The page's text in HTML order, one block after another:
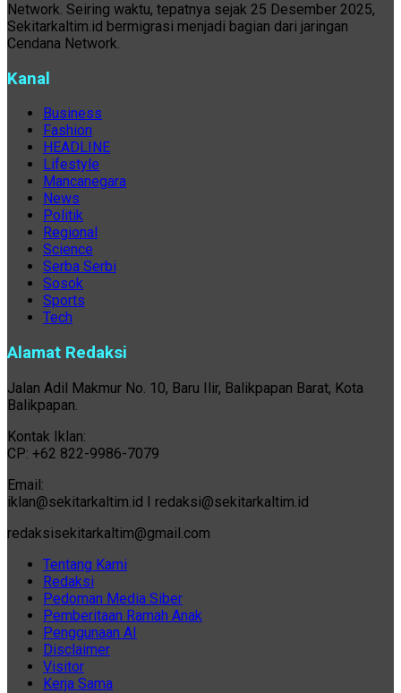
Network. Seiring waktu, tepatnya sejak 25 Desember 2025,
Sekitarkaltim.id bermigrasi menjadi bagian dari jaringan
Cendana Network.
Kanal
Business
Fashion
HEADLINE
Lifestyle
Mancanegara
News
Politik
Regional
Science
Serba Serbi
Sosok
Sports
Tech
Alamat Redaksi
Jalan Adil Makmur No. 10, Baru Ilir, Balikpapan Barat, Kota
Balikpapan.
Kontak Iklan:
CP: +62 822-9986-7079
Email:
iklan@sekitarkaltim.id I redaksi@sekitarkaltim.id
redaksisekitarkaltim@gmail.com
Tentang Kami
Redaksi
Pedoman Media Siber
Pemberitaan Ramah Anak
Penggunaan AI
Disclaimer
Visitor
Kerja Sama